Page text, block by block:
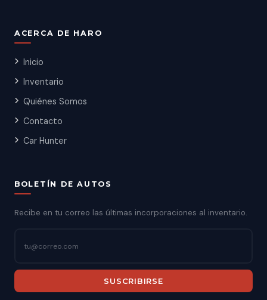
ACERCA DE HARO
Inicio
Inventario
Quiénes Somos
Contacto
Car Hunter
BOLETÍN DE AUTOS
Recibe en tu correo las últimas incorporaciones al inventario.
SUSCRIBIRSE